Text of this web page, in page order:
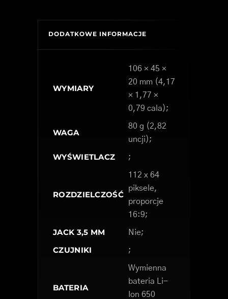
DODATKOWE INFORMACJE
WYMIARY
106 × 45 ×
20 mm (4,17
× 1,77 ×
0,79 cala);
WAGA
80 g (2,82
uncji);
WYŚWIETLACZ ;
ROZDZIELCZOŚĆ
112 x 64
piksele,
proporcje
16:9;
JACK 3,5 MM Nie;
CZUJNIKI ;
BATERIA
Wymienna
bateria Li-
Ion 650